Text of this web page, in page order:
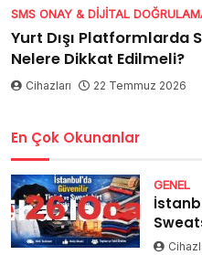
SMS ONAY & DIJITAL
Yurt Dışı Platformlarda
Nelere Dikkat Edilmeli?
Cihazları 22 Temmuz 2026
En Çok Okunanlar
GENEL